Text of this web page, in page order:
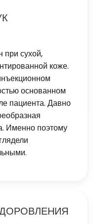
при сухой,
коже.
основанном
пациента. Давно
Именно поэтому